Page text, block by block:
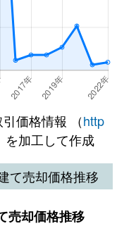
価格情報 （http
を加工して作成
て売却価格推移
売却価格推移